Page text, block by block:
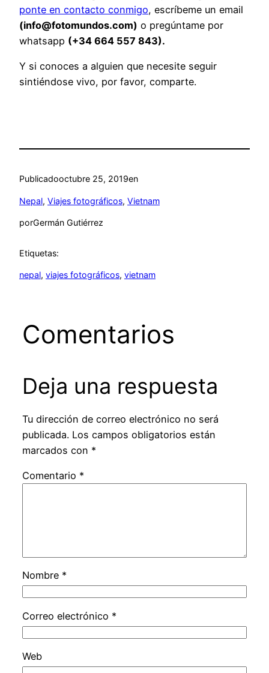
ponte en contacto conmigo, escríbeme un email
(info@fotomundos.com) o pregúntame por
whatsapp (+34 664 557 843).
Y si conoces a alguien que necesite seguir
sintiéndose vivo, por favor, comparte.
Publicadooctubre 25, 2019en
Nepal, Viajes fotográficos, Vietnam
porGermán Gutiérrez
Etiquetas:
nepal, viajes fotográficos, vietnam
Comentarios
Deja una respuesta
Tu dirección de correo electrónico no será
publicada. Los campos obligatorios están
marcados con *
Comentario *
Nombre *
Correo electrónico *
Web